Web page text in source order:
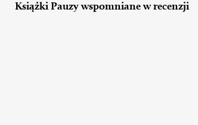
Książki Pauzy wspomniane w recenzji